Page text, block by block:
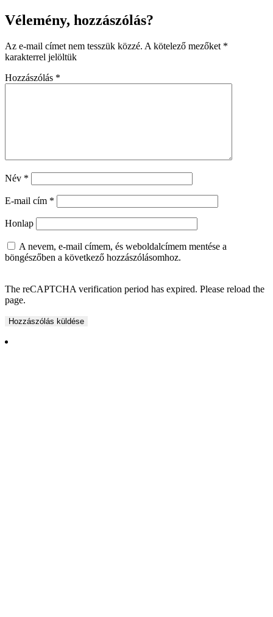
Vélemény, hozzászólás?
Az e-mail címet nem tesszük közzé. A kötelező mezőket *
karakterrel jelöltük
Hozzászólás *
Név *
E-mail cím *
Honlap
A nevem, e-mail címem, és weboldalcímem mentése a
böngészőben a következő hozzászólásomhoz.
The reCAPTCHA verification period has expired. Please reload the
page.